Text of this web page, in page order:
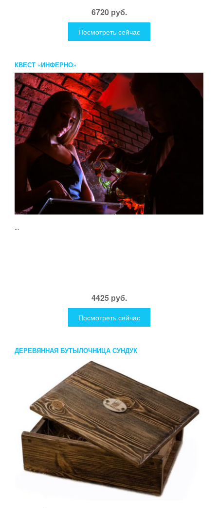
6720 руб.
Посмотреть сейчас
КВЕСТ «ИНФЕРНО»
...
4425 руб.
Посмотреть сейчас
ДЕРЕВЯННАЯ БУТЫЛОЧНИЦА СУНДУК